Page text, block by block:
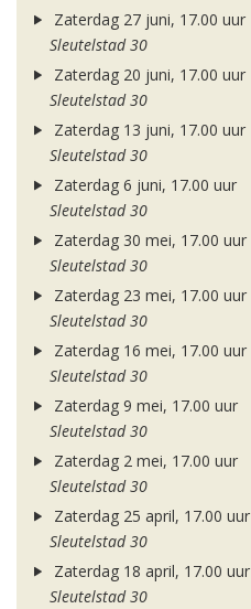
Zaterdag 27 juni, 17.00 uur
Sleutelstad 30
Zaterdag 20 juni, 17.00 uur
Sleutelstad 30
Zaterdag 13 juni, 17.00 uur
Sleutelstad 30
Zaterdag 6 juni, 17.00 uur
Sleutelstad 30
Zaterdag 30 mei, 17.00 uur
Sleutelstad 30
Zaterdag 23 mei, 17.00 uur
Sleutelstad 30
Zaterdag 16 mei, 17.00 uur
Sleutelstad 30
Zaterdag 9 mei, 17.00 uur
Sleutelstad 30
Zaterdag 2 mei, 17.00 uur
Sleutelstad 30
Zaterdag 25 april, 17.00 uur
Sleutelstad 30
Zaterdag 18 april, 17.00 uur
Sleutelstad 30